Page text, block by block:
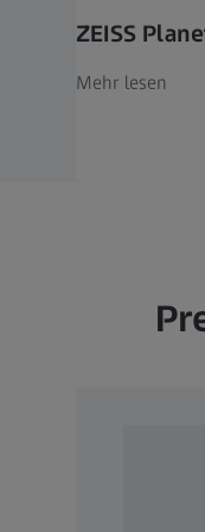
Technologie- und
und Entwicklung.
ZEISS
Mehr lesen